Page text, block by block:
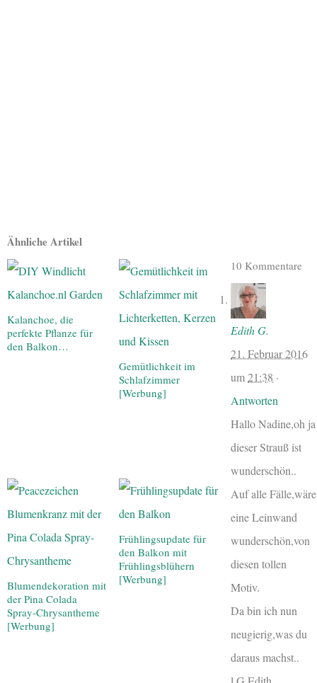
Ähnliche Artikel
Kalanchoe, die
perfekte Pflanze für
den Balkon…
Gemütlichkeit im
Schlafzimmer
[Werbung]
Blumendekoration mit
der Pina Colada
Spray-Chrysantheme
[Werbung]
Frühlingsupdate für
den Balkon mit
Frühlingsblühern
[Werbung]
10 Kommentare
Edith G.
21. Februar 2016
um21:38 ·
Antworten
Hallo Nadine,oh ja
dieser Strauß ist
wunderschön..
Auf alle Fälle,wäre
eine Leinwand
wunderschön,von
diesen tollen
Motiv.
Da bin ich nun
neugierig,was du
daraus machst..